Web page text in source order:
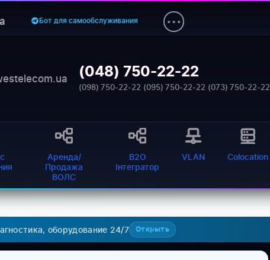
Бот для самообслуживания
(048) 750-22-22
(098) 750-22-22·(095) 750-22-22·(073) 750-22-22
Аренда/
Продажа
ВОЛС
B2O
Інтегратор
VLAN Colocation
оборудование 24/7 Открыть